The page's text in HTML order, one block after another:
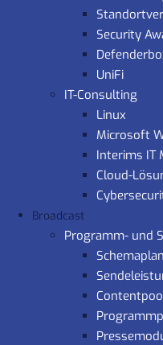
Security
UniFi
IT-Consulting
Linux
Microsoft
Interims IT
Cloud-
Broadcast
Programm- und